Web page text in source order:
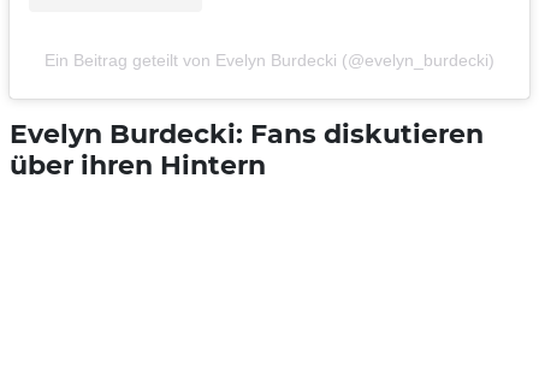
Ein Beitrag geteilt von Evelyn Burdecki (@evelyn_burdecki)
Evelyn Burdecki: Fans diskutieren
über ihren Hintern